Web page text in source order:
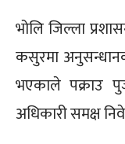
भोलि जिल्ला
कसुरमा
भएकाले पक्राउ
अधिकारी समक्ष